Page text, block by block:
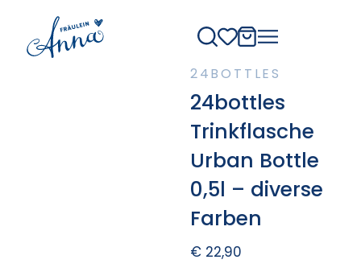
24BOTTLES
24bottles
Trinkflasche
Urban Bottle
0,5l – diverse
Farben
€22,90